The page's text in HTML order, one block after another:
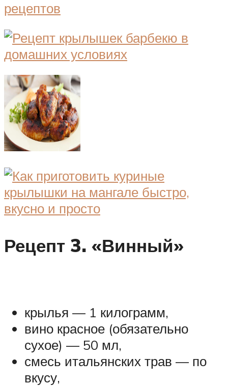
Рецепт 3. «Винный»
крылья — 1 килограмм,
вино красное (обязательно
сухое) — 50 мл,
смесь итальянских трав — по
вкусу,